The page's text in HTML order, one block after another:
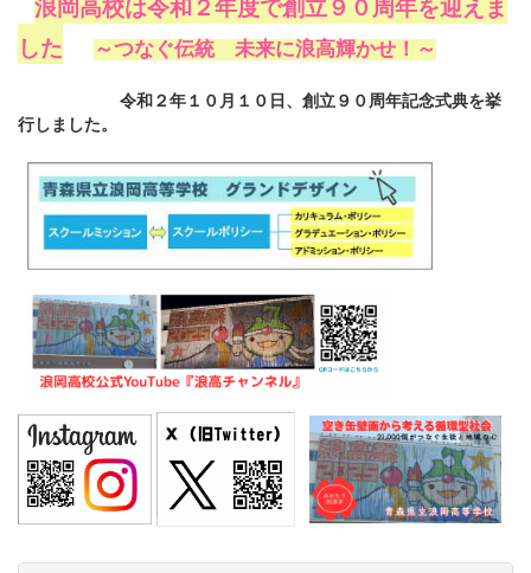
浪岡高校は令和２年度で創立９０周年を迎えま
した
～つなぐ伝統 未来に浪高輝かせ！～
令和２年１０月１０日、創立９０周年記念式典を挙
行しました。